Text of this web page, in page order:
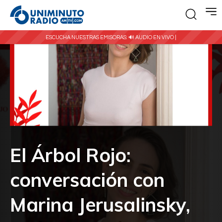
ESCUCHA NUESTRAS EMISORAS: 🔊 AUDIO EN VIVO |
El Árbol Rojo:
conversación con
Marina Jerusalinsky,